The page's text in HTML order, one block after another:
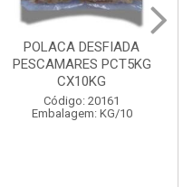
POLACA DESFIADA
PESCAMARES PCT1KG
CX10KG
Código: 20162
Embalagem: KG/10